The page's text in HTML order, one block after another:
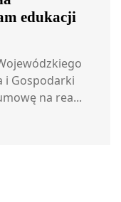
edukacji
i Gospodarki
na rea...